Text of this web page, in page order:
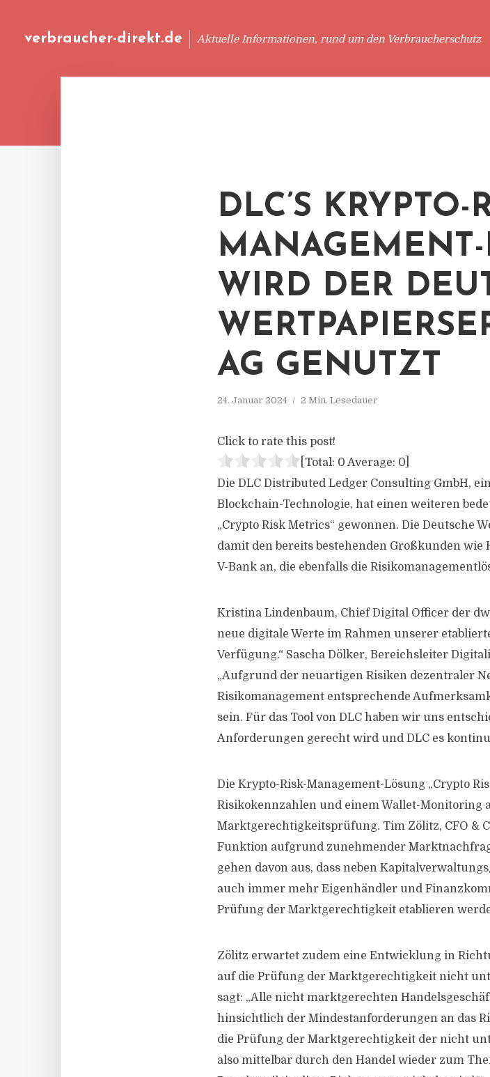
verbraucher-direkt.de Aktuelle Informationen, rund um den Verbraucherschutz
DLC’S KRYPTO-
WIRD DER
AG GENUTZT
24. Januar 2024 2 Min. Lesedauer
Click to rate this post!
[Total: 0 Average: 0
Die DLC Distributed Ledger Consulting GmbH,
Blockchain-Technologie, hat einen weiteren
„Crypto Risk Metrics“ gewonnen. Die Deutsche
damit den bereits bestehenden Großkunden wie
V-Bank an, die ebenfalls die
Kristina Lindenbaum, Chief Digital Officer der
neue digitale Werte im Rahmen unserer
Verfügung.“ Sascha Dölker, Bereichsleiter
„Aufgrund der neuartigen Risiken dezentraler
Risikomanagement entsprechende
sein. Für das Tool von DLC haben wir uns
Anforderungen gerecht wird und DLC es
Die Krypto-Risk-Management-Lösung „Crypto
Risikokennzahlen und einem Wallet-Monitoring
Marktgerechtigkeitsprüfung. Tim Zölitz, CFO &
Funktion aufgrund zunehmender
gehen davon aus, dass neben
auch immer mehr Eigenhändler und
Prüfung der Marktgerechtigkeit etablieren
Zölitz erwartet zudem eine Entwicklung in
auf die Prüfung der Marktgerechtigkeit nicht
sagt: „Alle nicht marktgerechten
hinsichtlich der Mindestanforderungen an das
die Prüfung der Marktgerechtigkeit der nicht
also mittelbar durch den Handel wieder zum